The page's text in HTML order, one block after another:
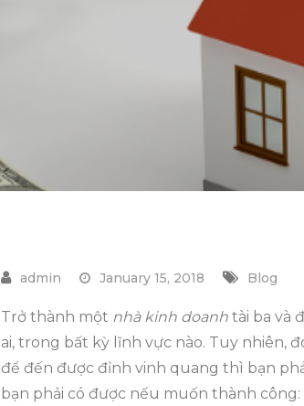
January 15, 2018 Blog
Trở thành một nhà kinh doanh tài ba và
ai, trong bất kỳ lĩnh vực nào. Tuy nhiên,
để đến được đỉnh vinh quang thì bạn
bạn phải có được nếu muốn thành công: